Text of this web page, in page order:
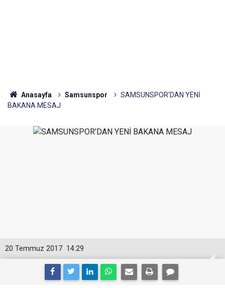
Anasayfa Samsunspor
SAMSUNSPOR'DAN YENİ
BAKANA MESAJ
14:29
20 Temmuz 2017